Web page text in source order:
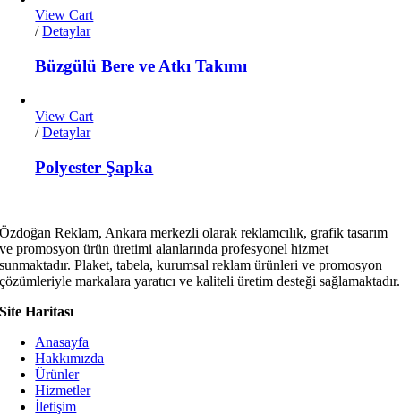
View Cart
/ Detaylar
Büzgülü Bere ve Atkı Takımı
View Cart
/ Detaylar
Polyester Şapka
Özdoğan Reklam, Ankara merkezli olarak reklamcılık, grafik tasarım
ve promosyon ürün üretimi alanlarında profesyonel hizmet
sunmaktadır. Plaket, tabela, kurumsal reklam ürünleri ve promosyon
çözümleriyle markalara yaratıcı ve kaliteli üretim desteği sağlamaktadır.
Site Haritası
Anasayfa
Hakkımızda
Ürünler
Hizmetler
İletişim